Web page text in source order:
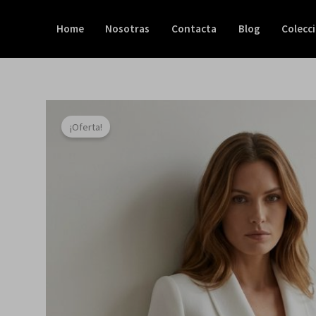
Home Nosotras Contacta Blog
¡Oferta!